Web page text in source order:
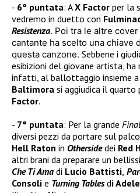
6° puntata: AX Factor per la
vedremo in duetto con
Resistenza. Poi tra le altre cover
cantante ha scelto una chiave
questa canzone. Sebbene i
esibizioni del giovane artista, ha
infatti, al ballottaggio insieme a
Baltimora si aggiudica il
Factor.
7° puntata: Per la grande
diversi pezzi da portare sul
Hell Raton in Othersidedei Red
altri brani da preparare un
Che Ti Ama di Lucio Battisti
Consoli e Turning Tablesdi Adele